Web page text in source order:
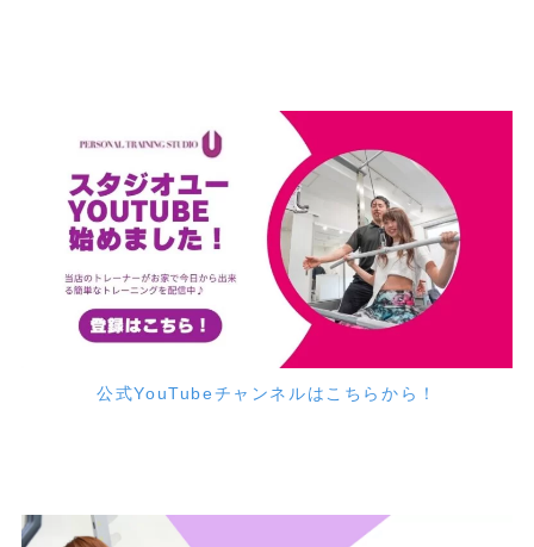
公式YouTubeチャンネルはこちらから！